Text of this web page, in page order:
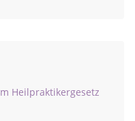
Heilpraktikergesetz